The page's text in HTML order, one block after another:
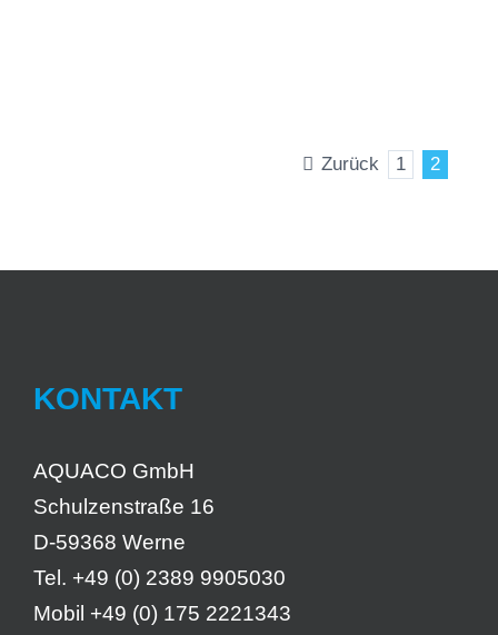
Zurück 1 2
KONTAKT
AQUACO GmbH
Schulzenstraße 16
D-59368 Werne
Tel. +49 (0) 2389 9905030
Mobil +49 (0) 175 2221343